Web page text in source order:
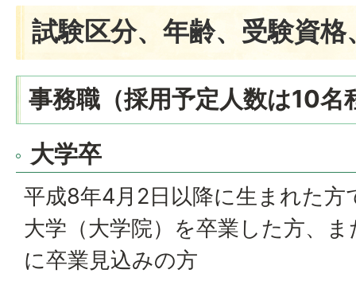
試験区分、年齢、受験資
事務職（採用予定人数は10名
大学卒
平成8年4月2日以降に生まれた方
大学（大学院）を卒業した方、
に卒業見込みの方